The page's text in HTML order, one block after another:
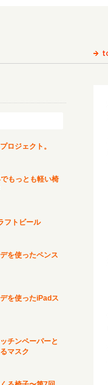
ロジェクト。
もっとも軽い椅
フトビール
を使ったペンス
を使ったiPadス
チンペーパーと
マスク